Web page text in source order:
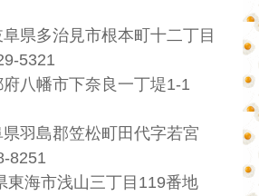
県多治見市根本町十二丁目
5321
八幡市下奈良一丁堤1-1
羽島郡笠松町田代字若宮
8251
東海市浅山三丁目119番地